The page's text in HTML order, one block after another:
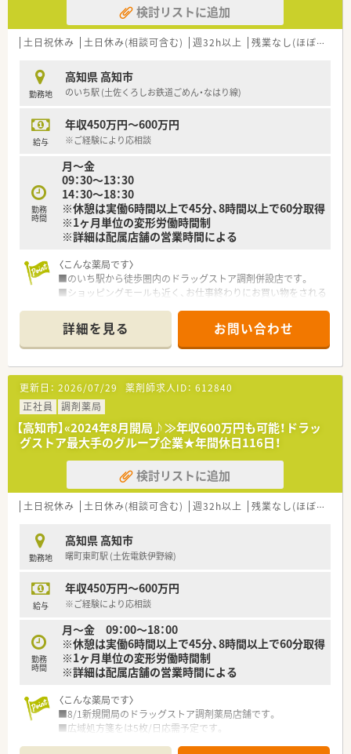
【法人特徴について】
■東証プライム上場企業のグループ会社として、東北から沖縄ま
で全国に多数の店舗を展開している安定企業です。
し、地域に根ざした信頼される店舗作りを行っています。
■薬剤師の業務をバックアップするための機械化やシステム化
を積極的に推進し、安全な調剤環境を提供しています。
【こんな方にオススメ】
■東証プライム上場企業のグループという安定した経営基盤の
す。
■内科の処方箋に集中して取り組み、幅広い疾患に対する専門的
な知識や対応スキルをしっかりと身につけたい方におすすめで
す。
■退勤時間が早く、応援体制も整っているため、子育てや家事な
どのご家庭の事情と両立させながら働きたい方にぴったりで
検討リストに追加
土日祝休み 土日休み(相談可含む) 週32h以上 残業なし(ほぼなし含む)
勤務地
高知県 高知市
のいち駅 (土佐くろしお鉄道ごめん・なはり線)
給与
年収450万円～600万円
※ご経験により応相談
勤務
時間
月～金
09：30～13：30
14：30～18：30
※休憩は実働6時間以上で45分、8時間以上で60分取得
※1ヶ月単位の変形労働時間制
※詳細は配属店舗の営業時間による
〈こんな薬局です〉
■のいち駅から徒歩圏内のドラッグストア調剤併設店です。
■ショッピングモールも近く、お仕事終わりにお買い物をされる
■処方箋枚数は6～7枚/日と少なめです。
■一人薬剤師でのご勤務となります。
〈業務内容〉
■OTC医薬品の販売に関する販売・接客・レジ業務。
■調剤業務、レセコンを用いての処方箋入力などをお願いしま
す。
〈法人概要〉
■創業205周年を迎える総合健康企業です。
■高知県内でドラッグストアを経営し、調剤併設店も展開してい
■医薬品から日用品、化粧品等も取扱があり幅広い業務に触れる
ことができます。
に最適の環境です。調剤ご経験者であれば高年収が狙えます。
■広々とした調剤室はどこも綺麗で、監査システム・自動分包機
などの調剤設備も整っています。
品、化粧品等も取扱があり幅広い業務に触れることができます。
■処方箋枚数少なめ+一人薬剤師
自分のペースで働きたい方
■福利厚生も充実！
安心して長くお勤めされたい方
などお気軽にお問い合わせください！
詳細を見る お問い合わせ
更新日： 2026/07/29 薬剤師求人ID： 612840
正社員
調剤薬局
【高知市】«2024年8月開局♪≫年収600万円も可能！ドラッ
グストア最大手のグループ企業★年間休日116日！
検討リストに追加
土日祝休み 土日休み(相談可含む) 週32h以上 残業なし(ほぼなし含む)
勤務地
高知県 高知市
曙町東町駅 (土佐電鉄伊野線)
給与
年収450万円～600万円
※ご経験により応相談
勤務
時間
月～金 09：00～18：00
※休憩は実働6時間以上で45分、8時間以上で60分取得
※1ヶ月単位の変形労働時間制
※詳細は配属店舗の営業時間による
〈こんな薬局です〉
■8/1新規開局のドラッグストア調剤薬局店舗です。
■広域処方箋をは5枚/日応需予定です。